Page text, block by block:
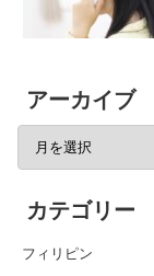
アーカイブ
カテゴリー
フィリピン